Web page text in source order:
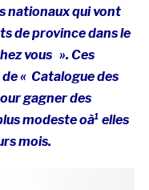
nationaux qui vont
de province dans le
vous ». Ces
« Catalogue des
gagner des
modeste oà¹ elles
mois.